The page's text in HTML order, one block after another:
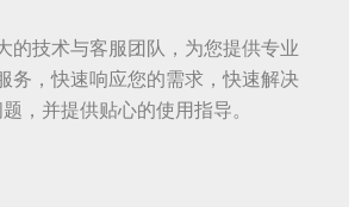
的技术与客服团队，为您提供专业
务，快速响应您的需求，快速解决
，并提供贴心的使用指导。